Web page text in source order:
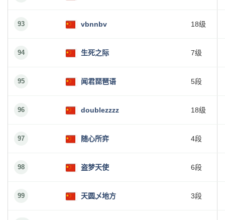
93 vbnnbv 18级
94 生死之际 7级
95 闻君琵琶语 5段
96 doublezzzz 18级
97 随心所弈 4段
98 盗梦天使 6段
99 天圆乄地方 3段